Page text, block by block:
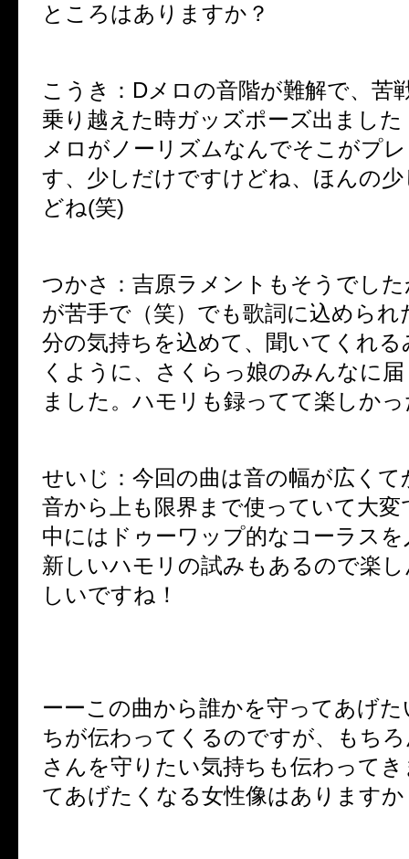
ところはありますか？
こうき： Dメロの音階が難解で、苦
乗り越えた時ガッズポーズ出まし
メロがノーリズムなんでそこがプ
す、少しだけですけどね、ほんの
どね(笑)
つかさ：吉原ラメントもそうでし
が苦手で（笑）でも歌詞に込められ
分の気持ちを込めて、聞いてくれ
くように、さくらっ娘のみんなに
ました。ハモリも録ってて楽しか
せいじ：今回の曲は音の幅が広く
音から上も限界まで使っていて大変
中にはドゥーワップ的なコーラス
新しいハモリの試みもあるので楽
しいですね！
ーーこの曲から誰かを守ってあげ
ちが伝わってくるのですが、もち
さんを守りたい気持ちも伝わって
てあげたくなる女性像はありますか